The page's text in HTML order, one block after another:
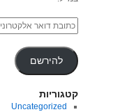
להירשם
קטגוריות
Uncategorized